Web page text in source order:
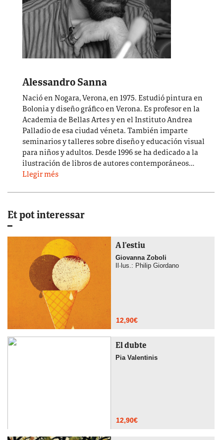
Alessandro Sanna
Nació en Nogara, Verona, en 1975. Estudió pintura en
Bolonia y diseño gráfico en Verona. Es profesor en la
Academia de Bellas Artes y en el Instituto Andrea
Palladio de esa ciudad véneta. También imparte
seminarios y talleres sobre diseño y educación visual
para niños y adultos. Desde 1996 se ha dedicado a la
ilustración de libros de autores contemporáneos…
Llegir més
Et pot interessar
A l’estiu
Giovanna Zoboli
Il·lus.: Philip Giordano
12,90€
El dubte
Pia Valentinis
12,90€